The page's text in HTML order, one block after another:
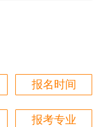
言最重要！
报名时间
报考专业